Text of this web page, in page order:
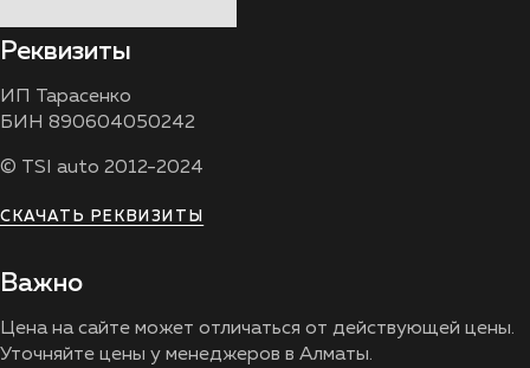
Реквизиты
ИП Тарасенко
БИН 890604050242
© TSI auto 2012-2024
СКАЧАТЬ РЕКВИЗИТЫ
Важно
Цена на сайте может отличаться от действующей цены.
Уточняйте цены у менеджеров в Алматы.